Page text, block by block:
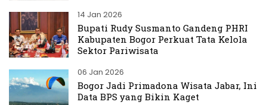
14 Jan 2026
Bupati Rudy Susmanto Gandeng PHRI
Kabupaten Bogor Perkuat Tata Kelola
Sektor Pariwisata
06 Jan 2026
Bogor Jadi Primadona Wisata Jabar, Ini
Data BPS yang Bikin Kaget